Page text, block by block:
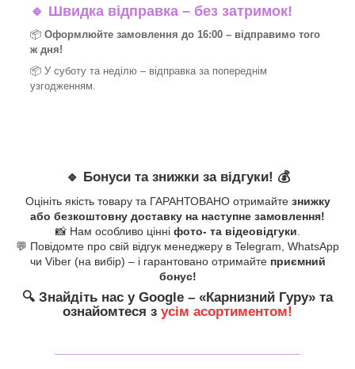
🔹 Швидка відправка – без затримок!
📦 Оформлюйте замовлення до 16:00 – відправимо того
ж дня!
📦 У суботу та неділю – відправка за попереднім
узгодженням.
🔹 Бонуси та знижки за відгуки! 💰
Оцініть якість товару та ГАРАНТОВАНО отримайте знижку
або безкоштовну доставку на наступне замовлення!
📸 Нам особливо цінні фото- та відеовідгуки.
💬 Повідомте про свій відгук менеджеру в Telegram, WhatsApp
чи Viber (на вибір) – і гарантовано отримайте приємний
бонус!
🔍 Знайдіть нас у Google – «Карнизний Гуру» та
ознайомтеся з усім асортиментом!